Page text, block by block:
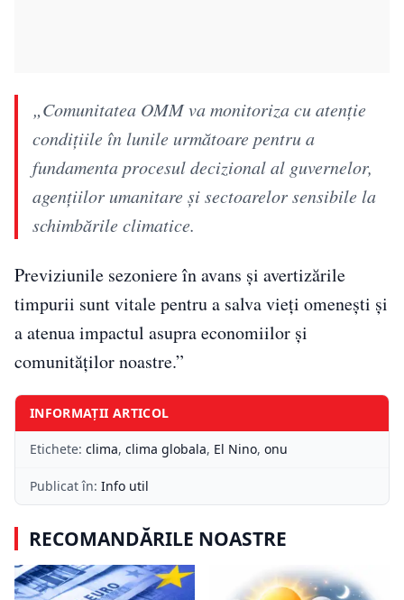
„Comunitatea OMM va monitoriza cu atenție
condițiile în lunile următoare pentru a
fundamenta procesul decizional al guvernelor,
agențiilor umanitare și sectoarelor sensibile la
schimbările climatice.
Previziunile sezoniere în avans și avertizările
timpurii sunt vitale pentru a salva vieți omenești și
a atenua impactul asupra economiilor și
comunităților noastre.”
INFORMAȚII ARTICOL
Etichete: clima, clima globala, El Nino, onu
Publicat în: Info util
RECOMANDĂRILE NOASTRE